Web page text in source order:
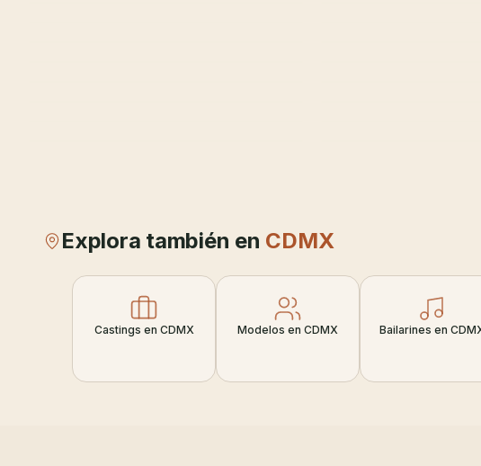
Explora también en CDMX
Castings en CDMX Modelos en CDMX Bailarines en